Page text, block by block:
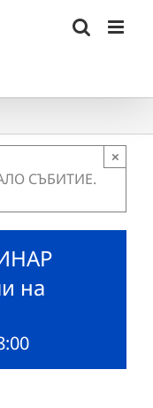
СЪБИТИЕ.
×
на